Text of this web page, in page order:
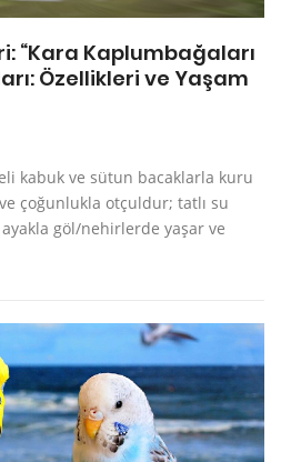
“Kara Kaplumbağaları
Özellikleri ve Yaşam
kabuk ve sütun bacaklarla kuru
çoğunlukla otçuldur; tatlı su
göl/nehirlerde yaşar ve